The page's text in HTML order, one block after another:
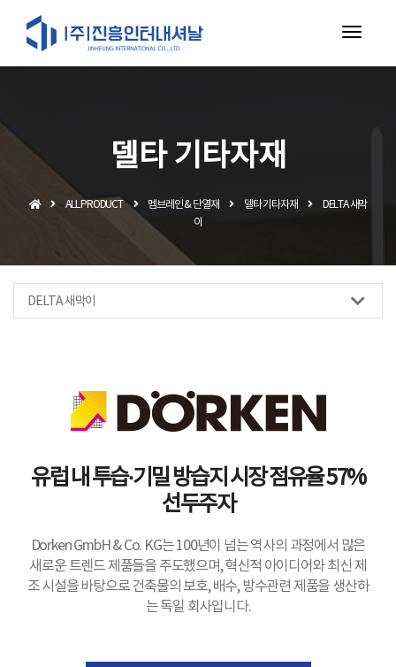
델타 기타자재
ALL PRODUCT 멤브레인 & 단열재 델타 기타자재
DELTA 새막
이
DELTA 새막이
유럽 내 투습·기밀 방습지 시장 점유율 57%
선두주자
Dorken GmbH & Co. KG는 100년이 넘는 역사의 과정에서 많은
새로운 트렌드 제품들을 주도했으며, 혁신적 아이디어와 최신 제
조 시설을 바탕으로 건축물의 보호, 배수, 방수관련 제품을 생산하
는 독일 회사입니다.